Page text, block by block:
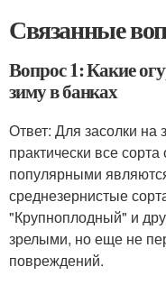
Связанные
Вопрос 1: Какие
зиму в банках
Ответ: Для засолки на
практически все
популярными
среднезернистые
"Крупноплодный" и
зрелыми, но еще не
повреждений.